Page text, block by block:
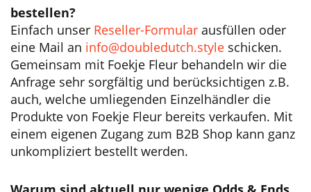
bestellen?
Einfach unser Reseller-Formular ausfüllen oder
eine Mail an info@doubledutch.style schicken.
Gemeinsam mit Foekje Fleur behandeln wir die
Anfrage sehr sorgfältig und berücksichtigen z.B.
auch, welche umliegenden Einzelhändler die
Produkte von Foekje Fleur bereits verkaufen. Mit
einem eigenen Zugang zum B2B Shop kann ganz
unkompliziert bestellt werden.